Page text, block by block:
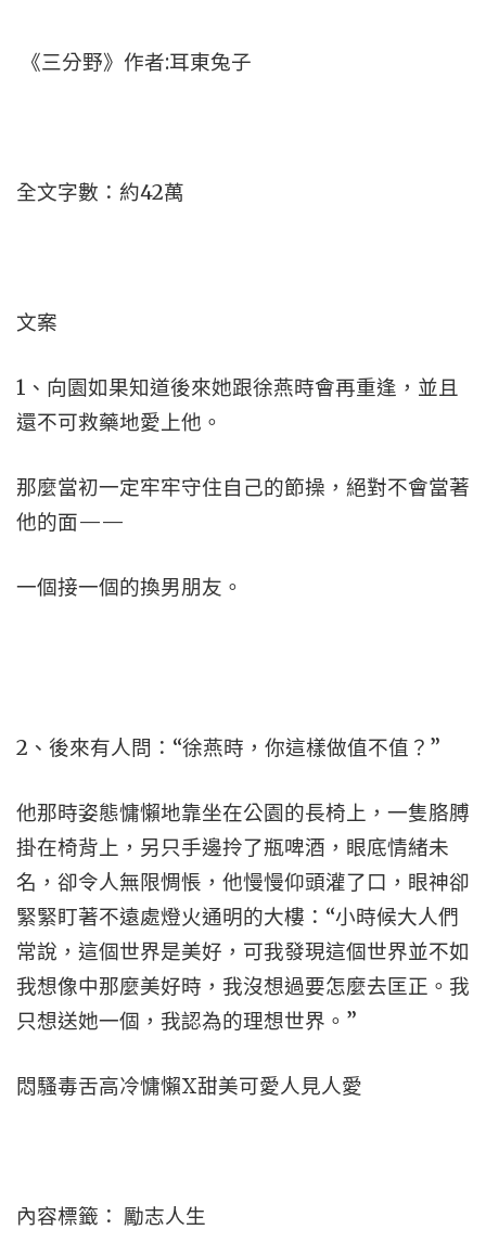
《三分野》作者:耳東兔子
全文字數：約42萬
文案
1、向園如果知道後來她跟徐燕時會再重逢，並且
還不可救藥地愛上他。
那麼當初一定牢牢守住自己的節操，絕對不會當著
他的面——
一個接一個的換男朋友。
2、後來有人問：“徐燕時，你這樣做值不值？”
他那時姿態慵懶地靠坐在公園的長椅上，一隻胳膊
掛在椅背上，另只手邊拎了瓶啤酒，眼底情緒未
名，卻令人無限惆悵，他慢慢仰頭灌了口，眼神卻
緊緊盯著不遠處燈火通明的大樓：“小時候大人們
常說，這個世界是美好，可我發現這個世界並不如
我想像中那麼美好時，我沒想過要怎麼去匡正。我
只想送她一個，我認為的理想世界。”
悶騷毒舌高冷慵懶X甜美可愛人見人愛
內容標籤： 勵志人生